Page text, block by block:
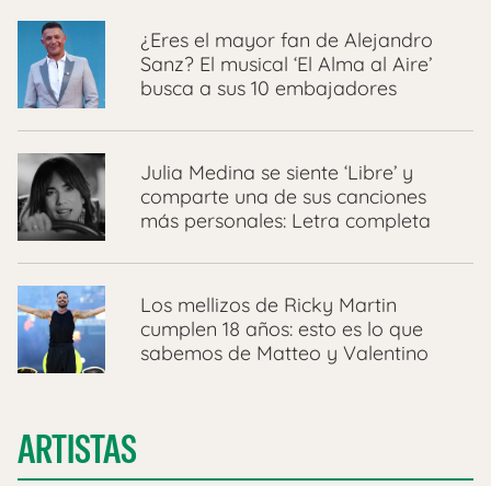
¿Eres el mayor fan de Alejandro
Sanz? El musical ‘El Alma al Aire’
busca a sus 10 embajadores
Julia Medina se siente ‘Libre’ y
comparte una de sus canciones
más personales: Letra completa
Los mellizos de Ricky Martin
cumplen 18 años: esto es lo que
sabemos de Matteo y Valentino
ARTISTAS